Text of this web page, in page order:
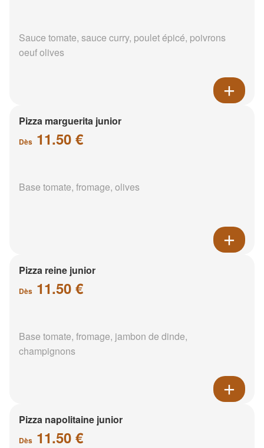
Sauce tomate, sauce curry, poulet épicé, poivrons
oeuf olives
Pizza marguerita junior
Dès 11.50 €
Base tomate, fromage, olives
Pizza reine junior
Dès 11.50 €
Base tomate, fromage, jambon de dinde,
champignons
Pizza napolitaine junior
Dès 11.50 €